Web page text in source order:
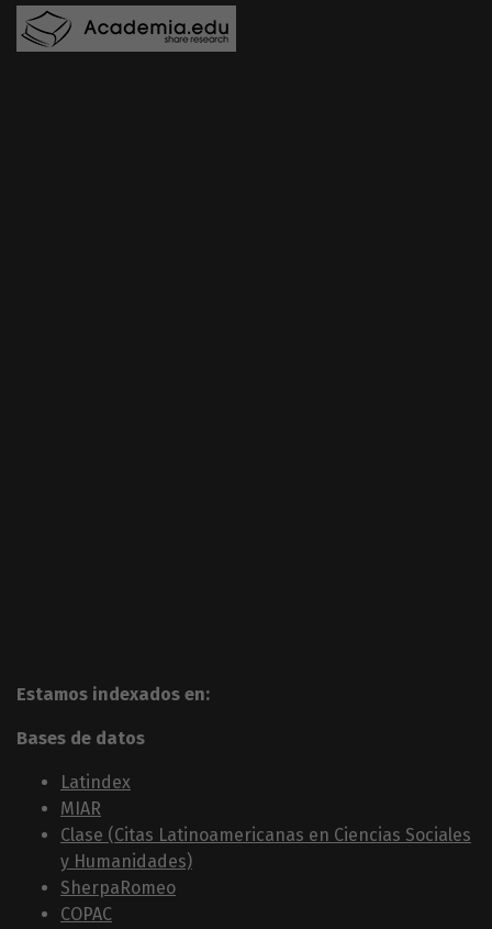
Estamos indexados en:
Bases de datos
Latindex
MIAR
Clase (Citas Latinoamericanas en Ciencias Sociales
y Humanidades)
SherpaRomeo
COPAC